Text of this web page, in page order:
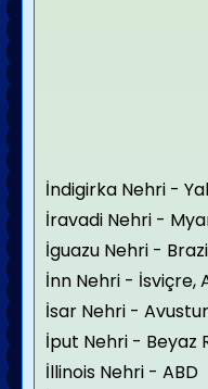
İndigirka Nehri -
İravadi Nehri -
İguazu Nehri -
İnn Nehri - İsviçre,
İsar Nehri -
İput Nehri - Beyaz
İllinois Nehri - ABD